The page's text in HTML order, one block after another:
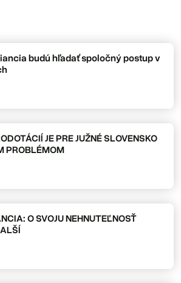
budú hľadať spoločný postup v
JE PRE JUŽNÉ SLOVENSKO
PROBLÉMOM
O SVOJU NEHNUTEĽNOSŤ